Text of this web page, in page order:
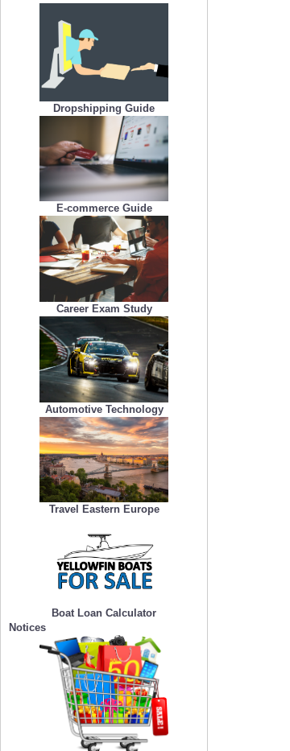
Dropshipping Guide
E-commerce Guide
Career Exam Study
Automotive Technology
Travel Eastern Europe
Boat Loan Calculator
Notices